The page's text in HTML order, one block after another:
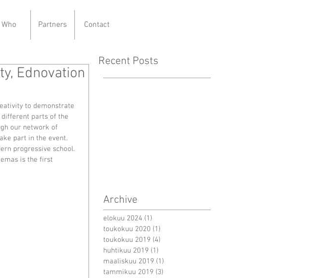
Who Partners Contact
Ednovation
to demonstrate
parts of the
our network of
part in the event.
progressive school.
is the first
Recent Posts
Archive
elokuu 2024 (1)
toukokuu 2020 (1)
toukokuu 2019 (4)
huhtikuu 2019 (1)
maaliskuu 2019 (1)
tammikuu 2019 (3)